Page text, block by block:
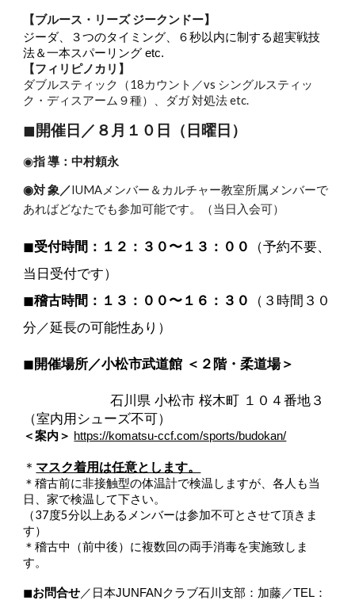
【ブルース・リーズ ジークンドー】
ジーダ、３つのタイミング、６秒以内に制する超実戦技
法＆一本スパーリング etc.
【フィリピノカリ】
ダブルスティック（18カウント／vs シングルスティッ
ク・ディスアーム９種）、ダガ 対処法 etc.
◼︎ 開催日／８月１０日（日曜日）
◉指 導：中村頼永
◉対 象／IUMAメンバー＆カルチャー教室所属メンバーで
あればどなたでも参加可能です。（当日入会可）
◼︎受付時間：１２：３０〜１３：００
（予約不要、
当日受付です）
◼︎稽古時間：１３：００〜１６：３０
（３時間３０
分／延長の可能性あり）
◼︎ 開催場所／小松市武道館 ＜２階・柔道場＞
石川県 小松市 桜木町 １０４番地３
（室内用シューズ不可）
＜案内＞ https://komatsu-ccf.com/sports/budokan/
＊ マスク着用は任意とします。
＊稽古前に非接触型の体温計で検温しますが、各人も当
日、家で検温して下さい。
（37度5分以上あるメンバーは参加不可とさせて頂きま
す）
＊稽古中（前中後）に複数回の両手消毒を実施致しま
す。
◼︎お問合せ／ 日本JUNFANクラブ石川支部：加藤／TEL：